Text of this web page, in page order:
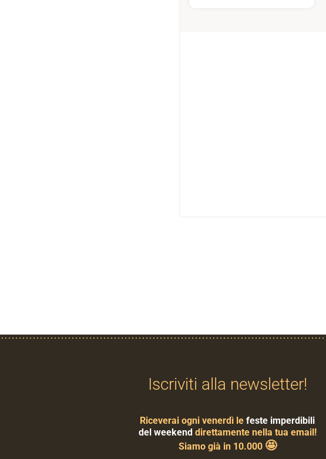
Iscriviti alla newsletter!
Riceverai ogni venerdì le feste imperdibili
del weekenddirettamente nella tua email!
Siamo già in 10.000 🤩